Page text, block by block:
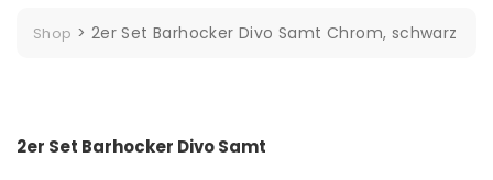
Shop > 2er Set Barhocker Divo Samt Chrom, schwarz
2er Set Barhocker Divo Samt